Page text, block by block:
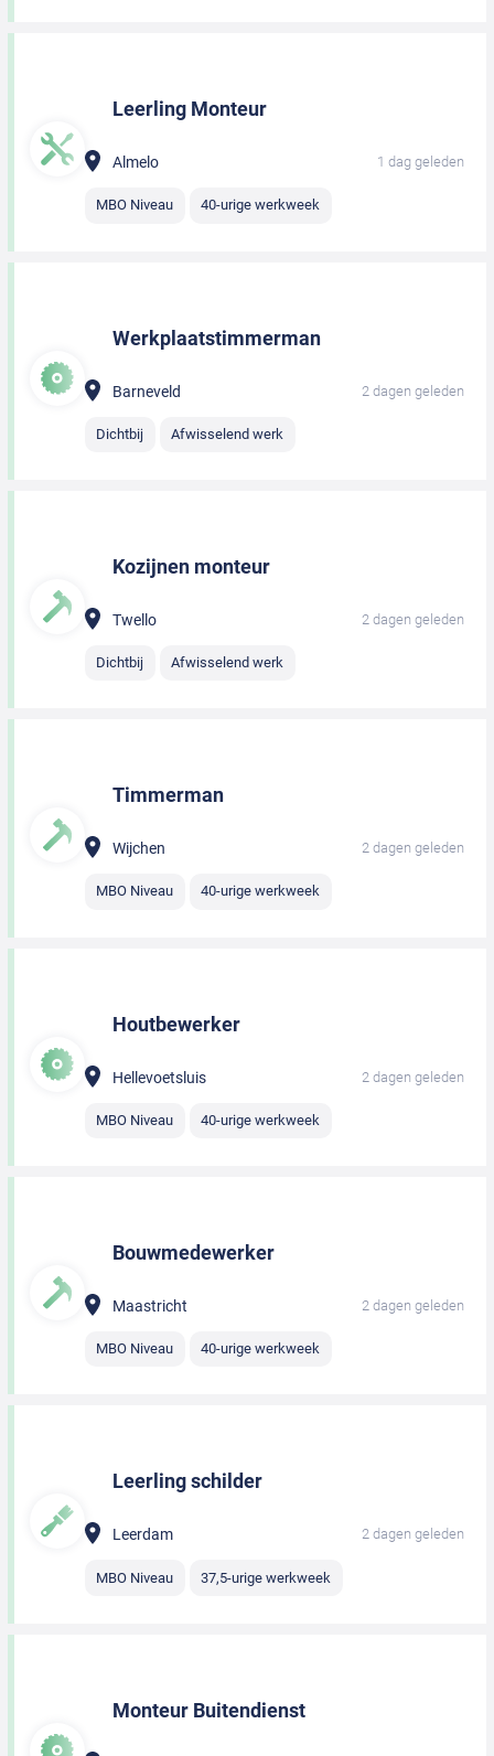
Leerling Monteur
Almelo 1 dag geleden
MBO Niveau 40-urige werkweek
Werkplaatstimmerman
Barneveld 2 dagen geleden
Dichtbij Afwisselend werk
Kozijnen monteur
Twello 2 dagen geleden
Dichtbij Afwisselend werk
Timmerman
Wijchen 2 dagen geleden
MBO Niveau 40-urige werkweek
Houtbewerker
Hellevoetsluis 2 dagen geleden
MBO Niveau 40-urige werkweek
Bouwmedewerker
Maastricht 2 dagen geleden
MBO Niveau 40-urige werkweek
Leerling schilder
Leerdam 2 dagen geleden
MBO Niveau 37,5-urige werkweek
Monteur Buitendienst